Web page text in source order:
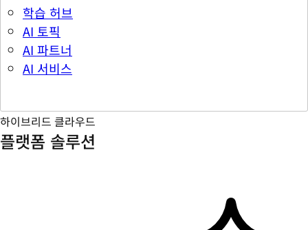
학습 허브
AI 토픽
AI 파트너
AI 서비스
하이브리드 클라우드
플랫폼 솔루션